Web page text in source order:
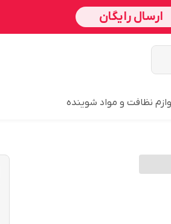
نظافت و مواد شوینده